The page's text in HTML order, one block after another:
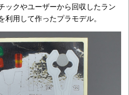
ックやユーザーから回収したラン
用して作ったプラモデル。